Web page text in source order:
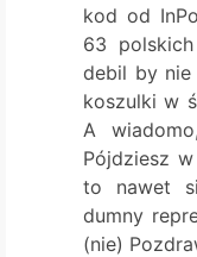
kod od
63
debil by nie
koszulki w
A
Pójdziesz
to nawet
dumny
(nie)